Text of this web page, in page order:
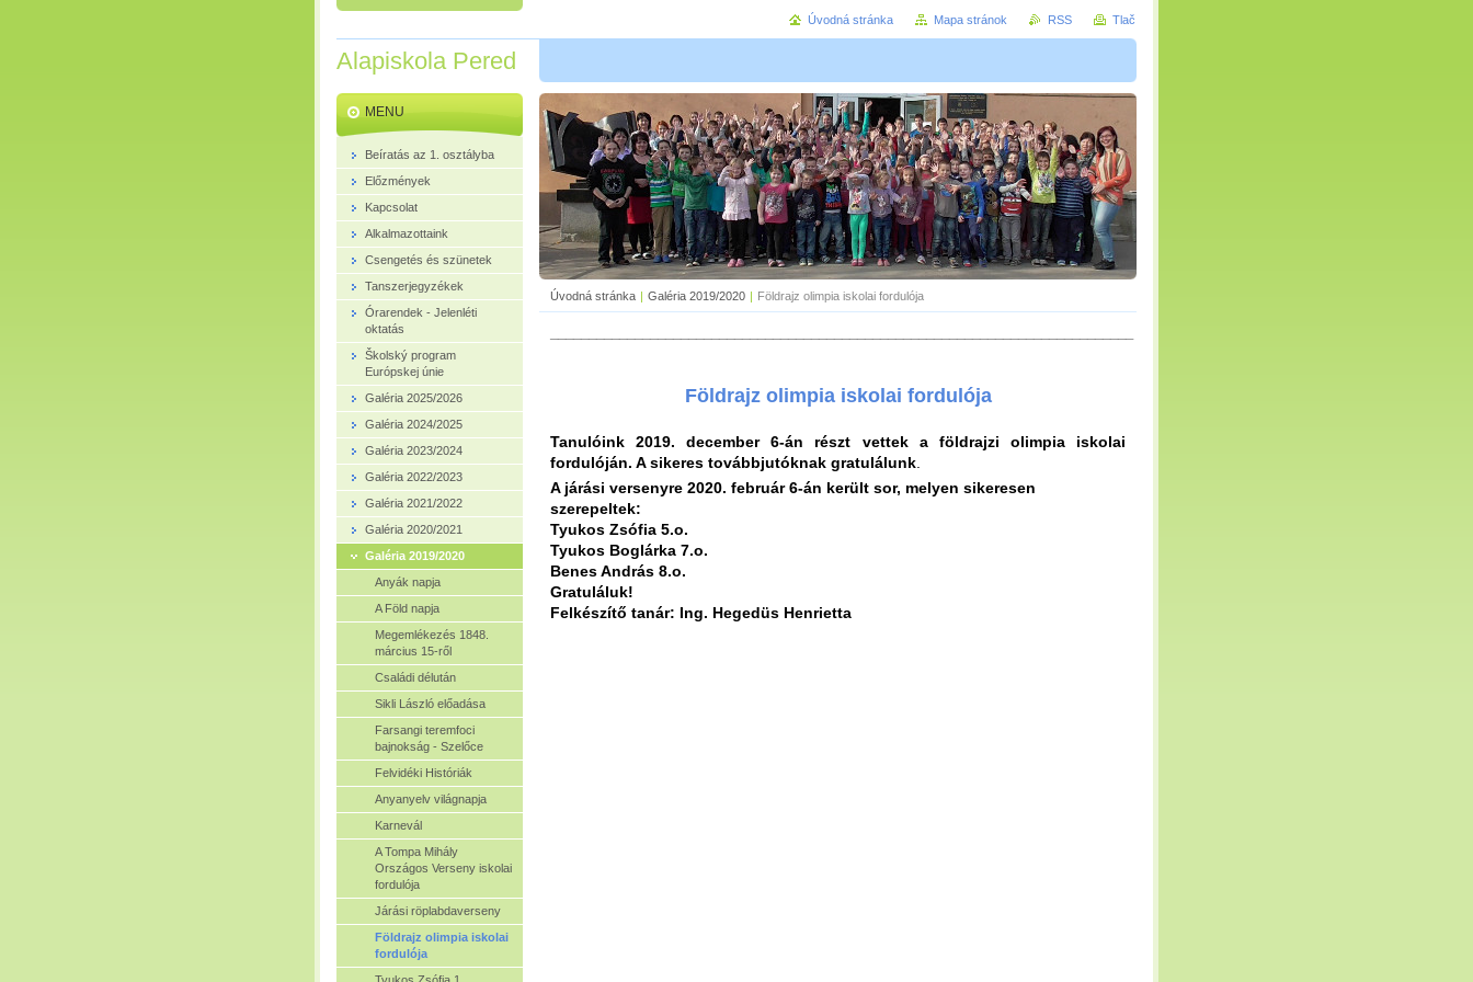
Alapiskola Pered
Úvodná stránka | Galéria 2019/2020 | Földrajz olimpia iskolai fordulója
Földrajz olimpia iskolai fordulója
Tanulóink 2019. december 6-án részt vettek a földrajzi olimpia iskolai
fordulóján. A sikeres továbbjutóknak gratulálunk
A járási versenyre 2020. február 6-án került sor, melyen sikeresen
szerepeltek:
Tyukos Zsófia 5.o.
Tyukos Boglárka 7.o.
Benes András 8.o.
Gratuláluk!
Felkészítő tanár: Ing. Hegedüs Henrietta
MENU
Beíratás az 1. osztályba
Előzmények
Kapcsolat
Alkalmazottaink
Csengetés és szünetek
Tanszerjegyzékek
Órarendek - Jelenléti
oktatás
Školský program
Európskej únie
Galéria 2025/2026
Galéria 2024/2025
Galéria 2023/2024
Galéria 2022/2023
Galéria 2021/2022
Galéria 2020/2021
Galéria 2019/2020
Anyák napja
A Föld napja
Megemlékezés 1848.
március 15-ről
Családi délután
Sikli László előadása
Farsangi teremfoci
bajnokság - Szelőce
Felvidéki Históriák
Anyanyelv világnapja
Karnevál
A Tompa Mihály
Országos Verseny iskolai
fordulója
Járási röplabdaverseny
Földrajz olimpia iskolai
fordulója
Úvodná stránka Mapa stránok RSS Tlač